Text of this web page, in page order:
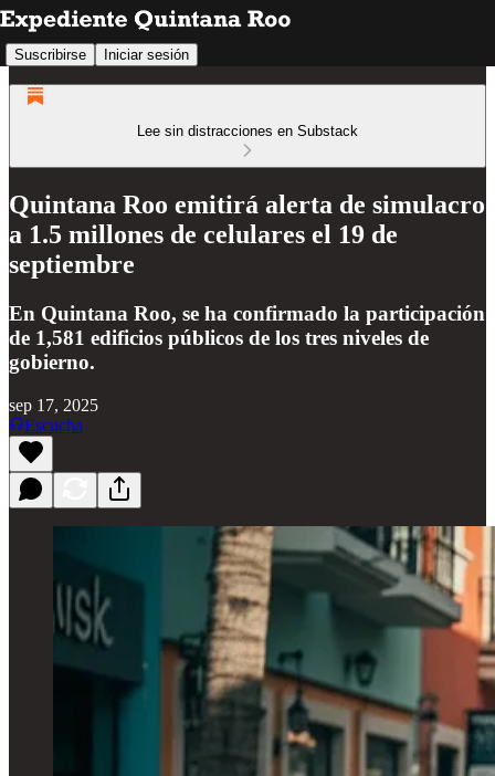
Suscribirse Iniciar sesión
Lee sin distracciones en Substack
Quintana Roo emitirá alerta de simulacro
a 1.5 millones de celulares el 19 de
septiembre
En Quintana Roo, se ha confirmado la participación
de 1,581 edificios públicos de los tres niveles de
gobierno.
sep 17, 2025
Escucha